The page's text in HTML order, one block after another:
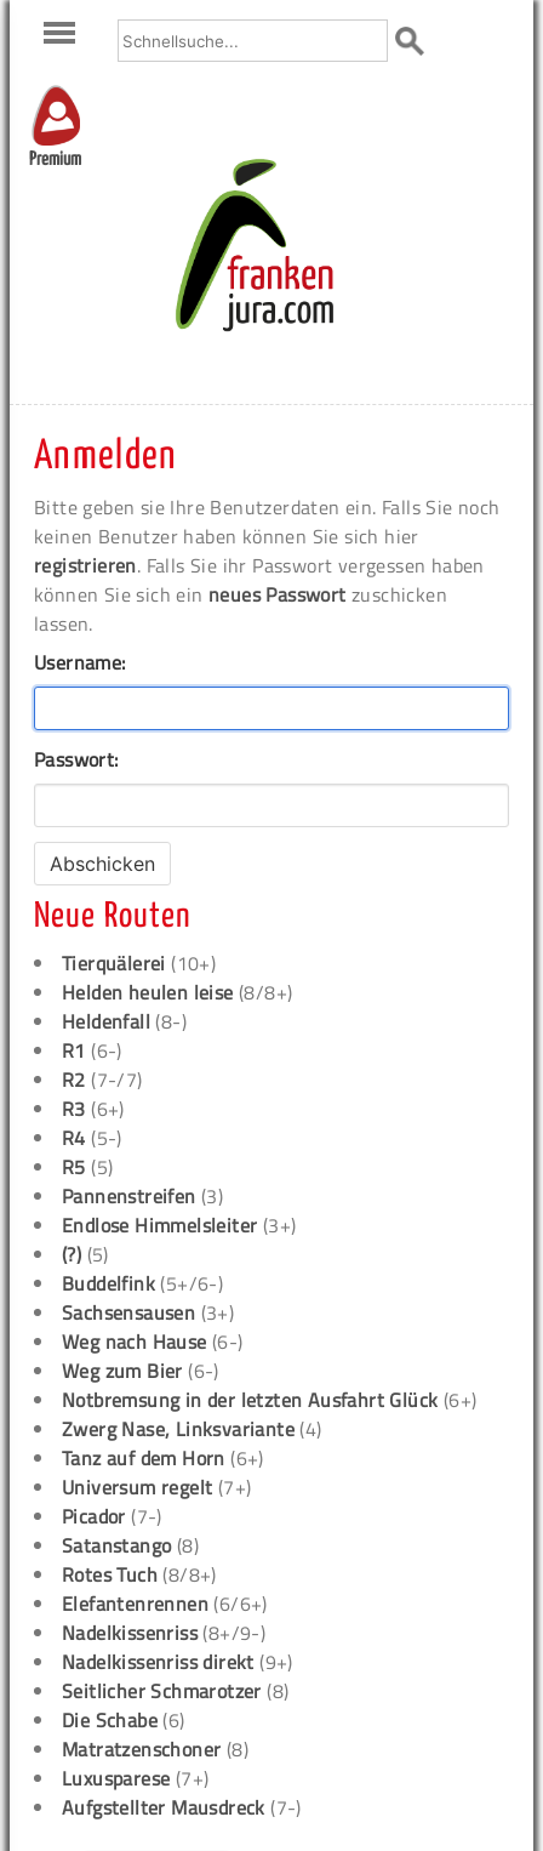
Premium
Anmelden
Bitte geben sie Ihre Benutzerdaten ein. Falls Sie noch
keinen Benutzer haben können Sie sich hier
registrieren. Falls Sie ihr Passwort vergessen haben
können Sie sich ein neues Passwort zuschicken
lassen.
Username:
Passwort:
Neue Routen
Tierquälerei (10+)
Helden heulen leise (8/8+)
Heldenfall (8-)
R1 (6-)
R2 (7-/7)
R3 (6+)
R4 (5-)
R5 (5)
Pannenstreifen (3)
Endlose Himmelsleiter (3+)
(?) (5)
Buddelfink (5+/6-)
Sachsensausen (3+)
Weg nach Hause (6-)
Weg zum Bier (6-)
Notbremsung in der letzten Ausfahrt Glück (6+)
Zwerg Nase, Linksvariante (4)
Tanz auf dem Horn (6+)
Universum regelt (7+)
Picador (7-)
Satanstango(8)
Rotes Tuch (8/8+)
Elefantenrennen (6/6+)
Nadelkissenriss(8+/9-)
Nadelkissenriss direkt (9+)
Seitlicher Schmarotzer (8)
Die Schabe (6)
Matratzenschoner (8)
Luxusparese (7+)
Aufgstellter Mausdreck (7-)